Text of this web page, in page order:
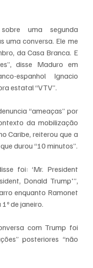
uma segunda
uma conversa. Ele me
da Casa Branca. E
disse Maduro em
espanhol Ignacio
estatal “VTV”.
“ameaças” por
da mobilização
Caribe, reiterou que a
durou “10 minutos”.
foi: ‘Mr. President
Donald Trump'”,
enquanto Ramonet
de janeiro.
com Trump foi
posteriores “não